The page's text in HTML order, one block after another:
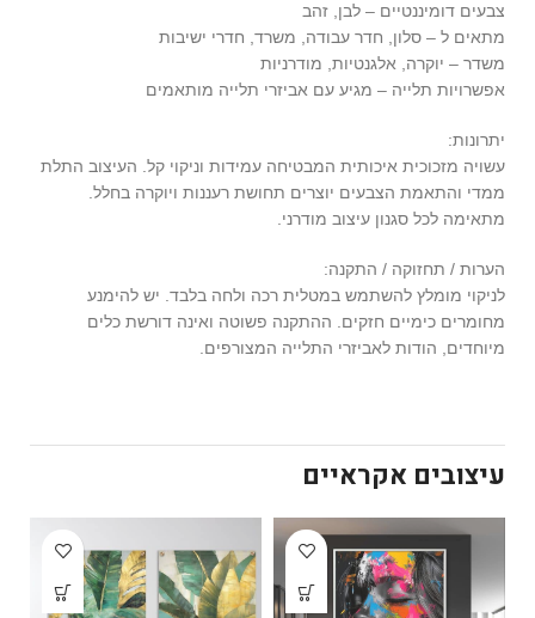
צבעים דומיננטיים – לבן, זהב
מתאים ל – סלון, חדר עבודה, משרד, חדרי ישיבות
משדר – יוקרה, אלגנטיות, מודרניות
אפשרויות תלייה – מגיע עם אביזרי תלייה מותאמים
יתרונות:
עשויה מזכוכית איכותית המבטיחה עמידות וניקוי קל. העיצוב התלת
ממדי והתאמת הצבעים יוצרים תחושת רעננות ויוקרה בחלל.
מתאימה לכל סגנון עיצוב מודרני.
הערות / תחזוקה / התקנה:
לניקוי מומלץ להשתמש במטלית רכה ולחה בלבד. יש להימנע
מחומרים כימיים חזקים. ההתקנה פשוטה ואינה דורשת כלים
מיוחדים, הודות לאביזרי התלייה המצורפים.
עיצובים אקראיים